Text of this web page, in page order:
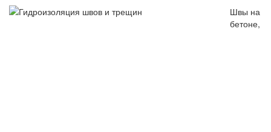
Швы на
бетоне,